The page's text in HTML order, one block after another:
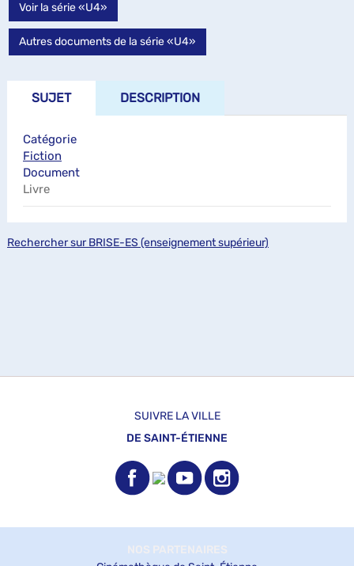
Voir la série «U4»
Autres documents de la série «U4»
SUJET DESCRIPTION
Catégorie
Fiction
Document
Livre
Rechercher sur BRISE-ES (enseignement supérieur)
SUIVRE LA VILLE
DE SAINT-ÉTIENNE
NOS PARTENAIRES